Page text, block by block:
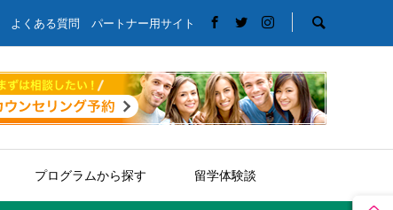
よくある質問 パートナー用サイト
プログラムから探す 留学体験談